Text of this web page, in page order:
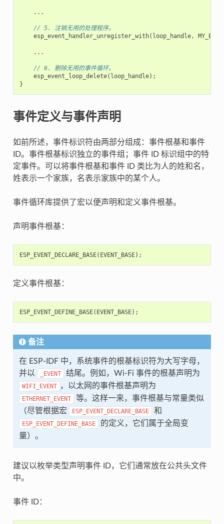
...
// 5. 注销无用的处理程序。
esp_event_handler_unregister_with( loop_handle,
...
// 6. 删除无用的事件循环。
esp_event_loop_delete( loop_handle);
}
事件定义与事件声明
如前所述，事件标识符由两部分组成：事件根基和事件
ID。事件根基标识独立的事件组；事件 ID 标识组中的特
定事件。可以将事件根基和事件 ID 类比为人的姓和名，
姓表示一个家族，名表示家族中的某个人。
事件循环库提供了宏以便声明和定义事件根基。
声明事件根基：
ESP_EVENT_DECLARE_BASE( EVENT_BASE);
定义事件根基：
ESP_EVENT_DEFINE_BASE( EVENT_BASE);
备注
在 ESP-IDF 中，系统事件的根基标识符为大写字母，
并以
_EVENT 结尾。例如，Wi-Fi 事件的根基声明为
WIFI_EVENT ，以太网的事件根基声明为
ETHERNET_EVENT
等。这样一来，事件根基与常量类似
（尽管根据宏
ESP_EVENT_DECLARE_BASE 和
ESP_EVENT_DEFINE_BASE
的定义，它们属于全局变
量）。
建议以枚举类型声明事件 ID，它们通常放在公共头文件
中。
事件 ID：